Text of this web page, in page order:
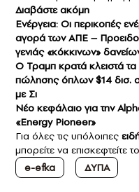
Διαβάστε ακόμη
Ενέργεια: Οι περικοπές
αγορά των ΑΠΕ –
γενιάς «κόκκινων»
Ο Τραμπ κρατά κλειστά τα
πώλησης όπλων $14 δισ.
με Σι
Νέο κεφάλαιο για την
«Energy Pioneer»
Για όλες τις υπόλοιπες
μπορείτε να επισκεφτείτε το
e-efka
ΔΥΠΑ